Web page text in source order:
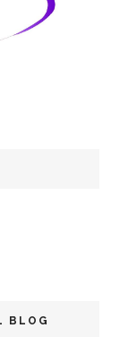
BLOG